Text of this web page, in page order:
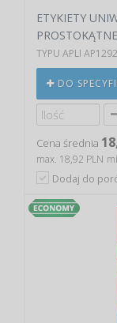
ETYKIETY
TYPU APLI
DO
Cena średnia
max. 18,92 PLN
Dodaj do